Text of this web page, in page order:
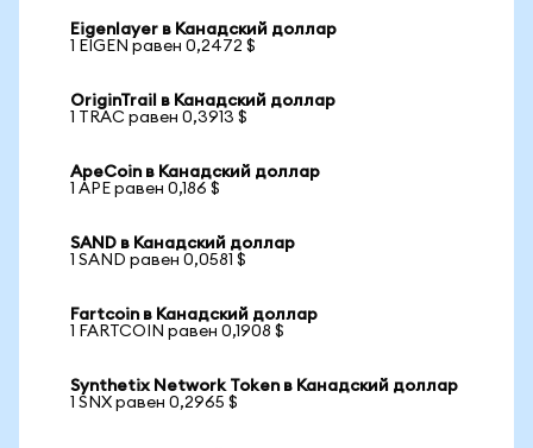
Eigenlayer в Канадский доллар
1 EIGEN равен 0,2472 $
OriginTrail в Канадский доллар
1 TRAC равен 0,3913 $
ApeCoin в Канадский доллар
1 APE равен 0,186 $
SAND в Канадский доллар
1 SAND равен 0,0581 $
Fartcoin в Канадский доллар
1 FARTCOIN равен 0,1908 $
Synthetix Network Token в Канадский доллар
1 SNX равен 0,2965 $